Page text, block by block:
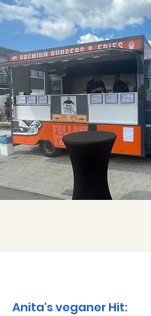
Anita's veganer Hit: